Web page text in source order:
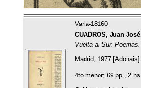
Varia-18160
CUADROS, Juan
Vuelta al Sur. Poemas.
Madrid, 1977 [Adonais].
4to.menor; 69 pp., 2